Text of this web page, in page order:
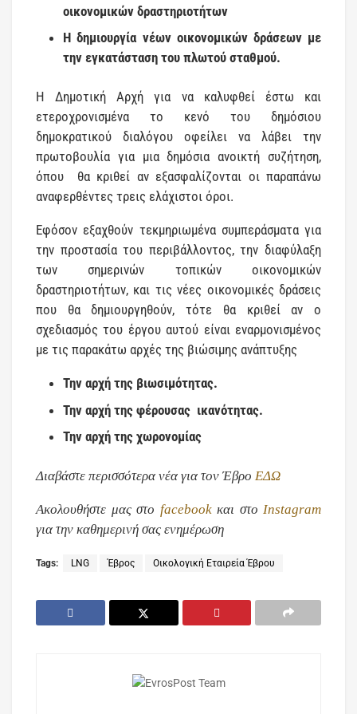
οικονομικών δραστηριοτήτων
Η δημιουργία νέων οικονομικών δράσεων με
την εγκατάσταση του πλωτού σταθμού.
Η Δημοτική Αρχή για να καλυφθεί έστω και
ετεροχρονισμένα το κενό του δημόσιου
δημοκρατικού διαλόγου οφείλει να λάβει την
πρωτοβουλία για μια δημόσια ανοικτή συζήτηση,
όπου θα κριθεί αν εξασφαλίζονται οι παραπάνω
αναφερθέντες τρεις ελάχιστοι όροι.
Εφόσον εξαχθούν τεκμηριωμένα συμπεράσματα για
την προστασία του περιβάλλοντος, την διαφύλαξη
των σημερινών τοπικών οικονομικών
δραστηριοτήτων, και τις νέες οικονομικές δράσεις
που θα δημιουργηθούν, τότε θα κριθεί αν ο
σχεδιασμός του έργου αυτού είναι εναρμονισμένος
με τις παρακάτω αρχές της βιώσιμης ανάπτυξης
Την αρχή της βιωσιμότητας.
Την αρχή της φέρουσας ικανότητας.
Την αρχή της χωρονομίας
Διαβάστε περισσότερα νέα για τον Έβρο ΕΔΩ
Ακολουθήστε μας στο facebookκαι στο Instagram
για την καθημερινή σας ενημέρωση
Tags: LNG Έβρος Οικολογική Εταιρεία Έβρου